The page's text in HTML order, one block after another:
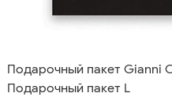
Подарочный пакет Gianni
Подарочный пакет L